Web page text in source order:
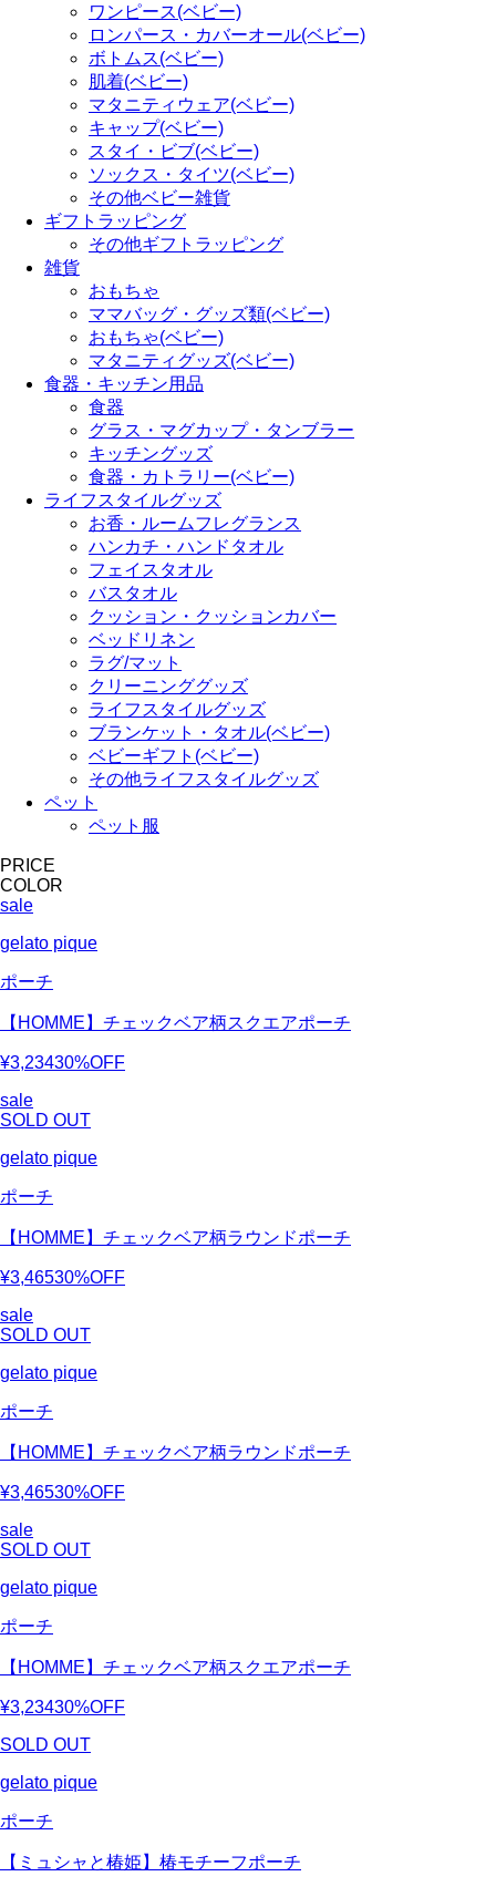
ワンピース(ベビー)
ロンパース・カバーオール(ベビー)
ボトムス(ベビー)
肌着(ベビー)
マタニティウェア(ベビー)
キャップ(ベビー)
スタイ・ビブ(ベビー)
ソックス・タイツ(ベビー)
その他ベビー雑貨
ギフトラッピング
その他ギフトラッピング
雑貨
おもちゃ
ママバッグ・グッズ類(ベビー)
おもちゃ(ベビー)
マタニティグッズ(ベビー)
食器・キッチン用品
食器
グラス・マグカップ・タンブラー
キッチングッズ
食器・カトラリー(ベビー)
ライフスタイルグッズ
お香・ルームフレグランス
ハンカチ・ハンドタオル
フェイスタオル
バスタオル
クッション・クッションカバー
ベッドリネン
ラグ/マット
クリーニンググッズ
ライフスタイルグッズ
ブランケット・タオル(ベビー)
ベビーギフト(ベビー)
その他ライフスタイルグッズ
ペット
ペット服
PRICE
COLOR
sale
gelato pique
ポーチ
【HOMME】チェックベア柄スクエアポーチ
¥3,23430%OFF
sale
SOLD OUT
gelato pique
ポーチ
【HOMME】チェックベア柄ラウンドポーチ
¥3,46530%OFF
sale
SOLD OUT
gelato pique
ポーチ
【HOMME】チェックベア柄ラウンドポーチ
¥3,46530%OFF
sale
SOLD OUT
gelato pique
ポーチ
【HOMME】チェックベア柄スクエアポーチ
¥3,23430%OFF
SOLD OUT
gelato pique
ポーチ
【ミュシャと椿姫】椿モチーフポーチ